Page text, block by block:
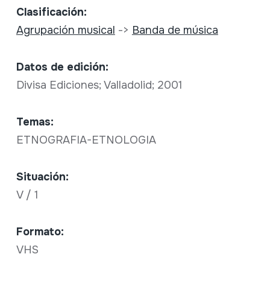
Clasificación:
Agrupación musical -> Banda de música
Datos de edición:
Divisa Ediciones; Valladolid; 2001
Temas:
ETNOGRAFIA-ETNOLOGIA
Situación:
V / 1
Formato:
VHS